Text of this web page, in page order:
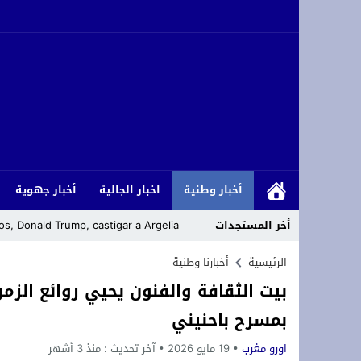
أخبار وطنية اخبار الجالية أخبار جهوية
أخر المستجدات
Donald Trump, castigar a Argelia
يهم الطلبة الحاصلين على شهادة الباكالوريا برسم سنة 2026 انطلاق التسجيل الإلكتروني القبلي بكلية العلوم القانونية
وجدة : اختلالات بأرصفة شارع سيدي
رئيس المجلس الأعلى للمسلمين في
لقاء دولي حول قضايا الشباب والطلبة
الرئيسية أخبارنا وطنية
بيت الثقافة والفنون يحيي روائع
بمسرح باحنيني
اورو مغرب 19 مايو 2026 آخر تحديث : منذ 3 أشهر